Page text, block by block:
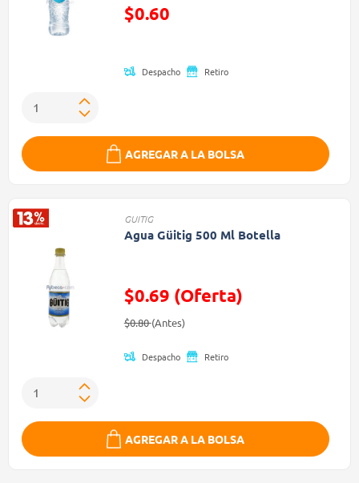
Precio reducido de
$0.60
Despacho Retiro
AGREGAR A LA BOLSA
GUITIG
Agua Güitig 500 Ml Botella
$0.69 (Oferta)
Precio reducido de
$0.80(Antes)(Oferta)
Despacho Retiro
AGREGAR A LA BOLSA